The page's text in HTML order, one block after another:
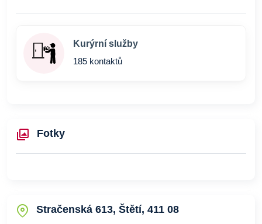
Kurýrní služby
185 kontaktů
Fotky
Stračenská 613, Štětí, 411 08